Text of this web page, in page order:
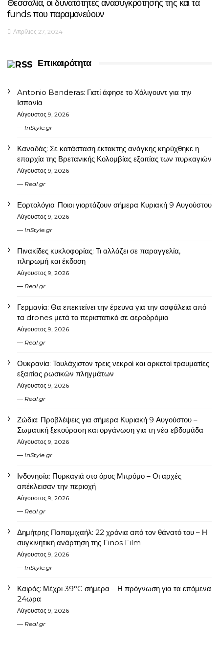
Θεσσαλία, οι δυνατότητες ανασυγκρότησής της και τα
funds που παραμονεύουν
Απρίλιος 27, 2024
Επικαιρότητα
Antonio Banderas: Γιατί άφησε το Χόλιγουντ για την
Ισπανία
Αύγουστος 9, 2026
InStyle.gr
Καναδάς: Σε κατάσταση έκτακτης ανάγκης κηρύχθηκε η
επαρχία της Βρετανικής Κολομβίας εξαιτίας των πυρκαγιών
Αύγουστος 9, 2026
Real.gr
Εορτολόγιο: Ποιοι γιορτάζουν σήμερα Κυριακή 9 Αυγούστου
Αύγουστος 9, 2026
InStyle.gr
Πινακίδες κυκλοφορίας: Τι αλλάζει σε παραγγελία,
πληρωμή και έκδοση
Αύγουστος 9, 2026
Real.gr
Γερμανία: Θα επεκτείνει την έρευνα για την ασφάλεια από
τα drones μετά το περιστατικό σε αεροδρόμιο
Αύγουστος 9, 2026
Real.gr
Ουκρανία: Τουλάχιστον τρεις νεκροί και αρκετοί τραυματίες
εξαιτίας ρωσικών πληγμάτων
Αύγουστος 9, 2026
Real.gr
Ζώδια: Προβλέψεις για σήμερα Κυριακή 9 Αυγούστου –
Σωματική ξεκούραση και οργάνωση για τη νέα εβδομάδα
Αύγουστος 9, 2026
InStyle.gr
Ινδονησία: Πυρκαγιά στο όρος Μπρόμο – Οι αρχές
απέκλεισαν την περιοχή
Αύγουστος 9, 2026
Real.gr
Δημήτρης Παπαμιχαήλ: 22 χρόνια από τον θάνατό του – Η
συγκινητική ανάρτηση της Finos Film
Αύγουστος 9, 2026
InStyle.gr
Καιρός: Μέχρι 39°C σήμερα – Η πρόγνωση για τα επόμενα
24ωρα
Αύγουστος 9, 2026
Real.gr